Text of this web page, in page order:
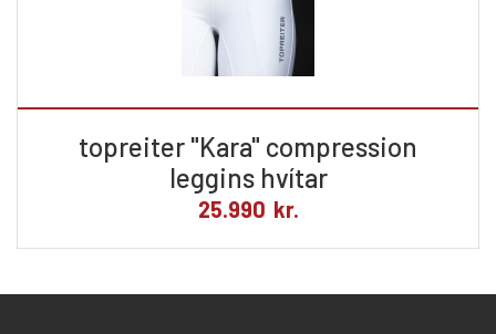
topreiter "Kara" compression
leggins hvítar
25.990 kr.